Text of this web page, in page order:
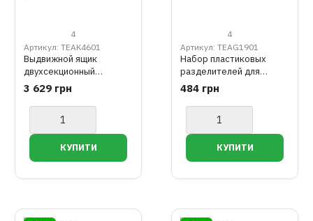
4
Артикул: TEAK4601
Выдвижной ящик
двухсекционный
модульный для
TBCE0202 TOPTUL
TEAK4601
3 629 грн
4
Артикул: TEAG1901
Набор пластиковых
разделителей для
TBCE0202 TOPTUL
TEAG1901
484 грн